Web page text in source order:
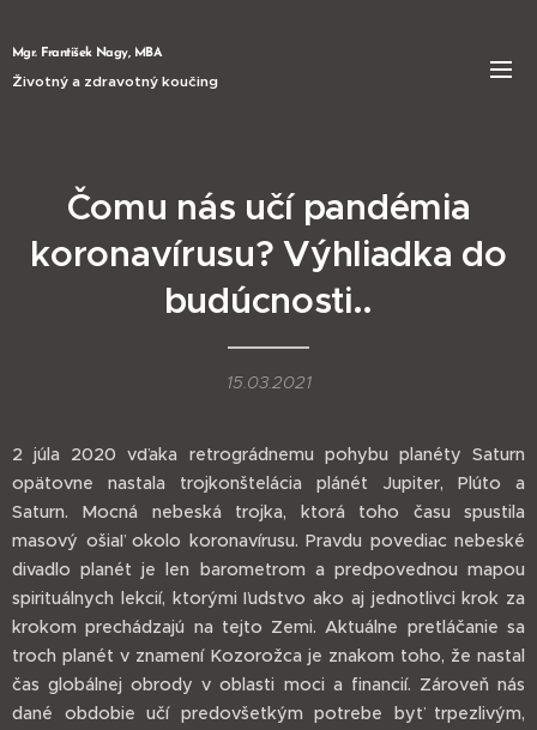
Mgr. František Nagy, MBA
Životný a zdravotný koučing
Čomu nás učí pandémia
koronavírusu? Výhliadka do
budúcnosti..
15.03.2021
2 júla 2020 vďaka retrográdnemu pohybu planéty Saturn
opätovne nastala trojkonštelácia plánét Jupiter, Plúto a
Saturn. Mocná nebeská trojka, ktorá toho času spustila
masový ošiaľ okolo koronavírusu. Pravdu povediac nebeské
divadlo planét je len barometrom a predpovednou mapou
spirituálnych lekcií, ktorými ľudstvo ako aj jednotlivci krok za
krokom prechádzajú na tejto Zemi. Aktuálne pretláčanie sa
troch planét v znamení Kozorožca je znakom toho, že nastal
čas globálnej obrody v oblasti moci a financií. Zároveň nás
dané obdobie učí predovšetkým potrebe byť trpezlivým,